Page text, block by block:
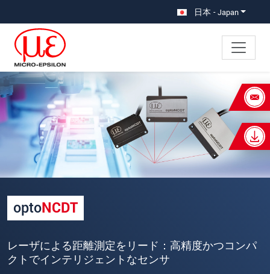
日本 - Japan
optoNCDT
レーザによる距離測定をリード：高精度かつコンパ
クトでインテリジェントなセンサ
×
あなたのリクエスト レーザセンサ
名*
姓 *
会社名*
郵便番号